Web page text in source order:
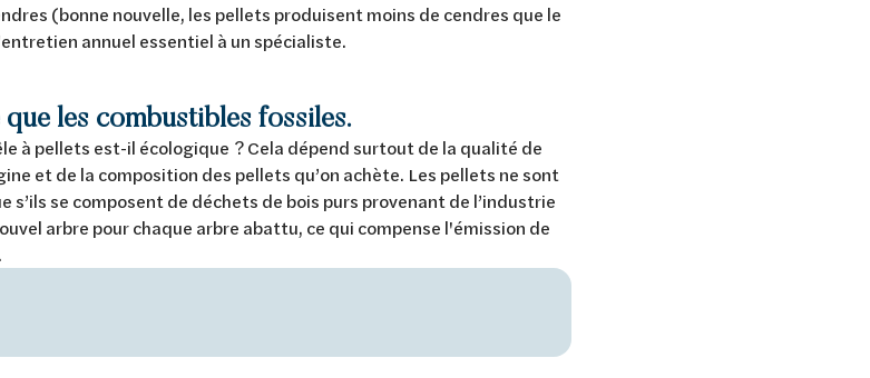
(bonne nouvelle, les pellets produisent moins de cendres que le
annuel essentiel à un spécialiste.
les combustibles fossiles.
à pellets est-il écologique ? Cela dépend surtout de la qualité de
et de la composition des pellets qu’on achète. Les pellets ne sont
s’ils se composent de déchets de bois purs provenant de l’industrie
arbre pour chaque arbre abattu, ce qui compense l'émission de